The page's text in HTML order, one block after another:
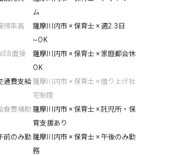
ム
帰率高
薩摩川内市 × 保育士 × 週2.3日
~OK
面接
薩摩川内市 × 保育士 × 家庭都合休
OK
通費支給薩摩川内市 × 保育士 × 借り上げ社
宅制度
食費補助薩摩川内市 × 保育士 × 託児所・保
育支援あり
前のみ勤薩摩川内市 × 保育士 × 午後のみ勤
務